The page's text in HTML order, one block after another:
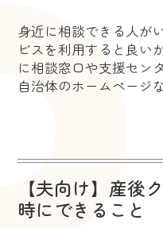
身近に相談できる人が
ビスを利用すると良い
に相談窓口や支援セン
自治体のホームページ
【夫向け】産後
時にできること